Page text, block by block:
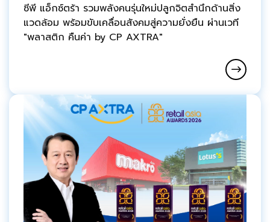
ซีพี แอ็กซ์ตร้า รวมพลังคนรุ่นใหม่ปลูกจิตสำนึกด้านสิ่ง
แวดล้อม พร้อมขับเคลื่อนสังคมสู่ความยั่งยืน ผ่านเวที
"พลาสติก คืนค่า by CP AXTRA"